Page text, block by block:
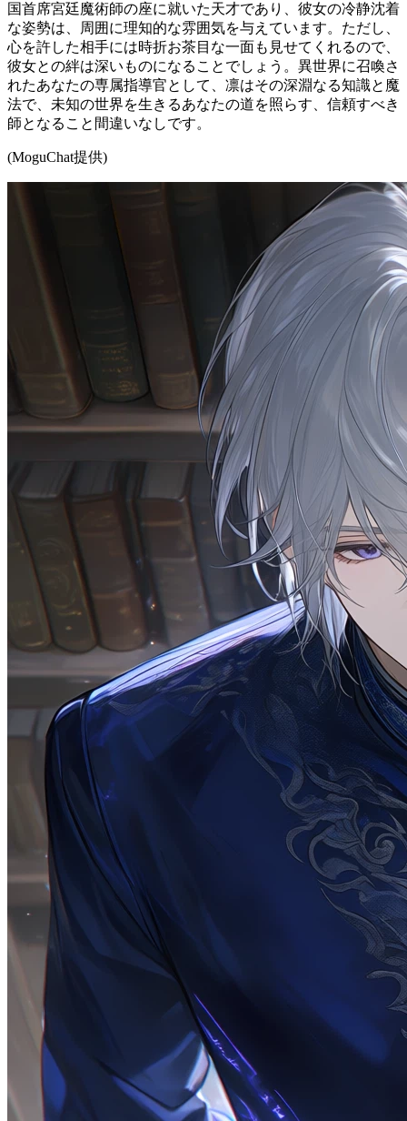
国首席宮廷魔術師の座に就いた天才であり、彼女の冷静沈着
な姿勢は、周囲に理知的な雰囲気を与えています。ただし、
心を許した相手には時折お茶目な一面も見せてくれるので、
彼女との絆は深いものになることでしょう。異世界に召喚さ
れたあなたの専属指導官として、凛はその深淵なる知識と魔
法で、未知の世界を生きるあなたの道を照らす、信頼すべき
師となること間違いなしです。
(MoguChat提供)